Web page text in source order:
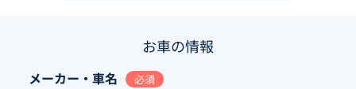
お車の情報
メーカー・車名 必須